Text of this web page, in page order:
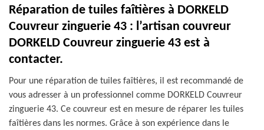
Réparation de tuiles faîtières à DORKELD
Couvreur zinguerie 43 : l’artisan couvreur
DORKELD Couvreur zinguerie 43 est à
contacter.
Pour une réparation de tuiles faîtières, il est recommandé de
vous adresser à un professionnel comme DORKELD Couvreur
zinguerie 43. Ce couvreur est en mesure de réparer les tuiles
faîtières dans les normes. Grâce à son expérience dans le